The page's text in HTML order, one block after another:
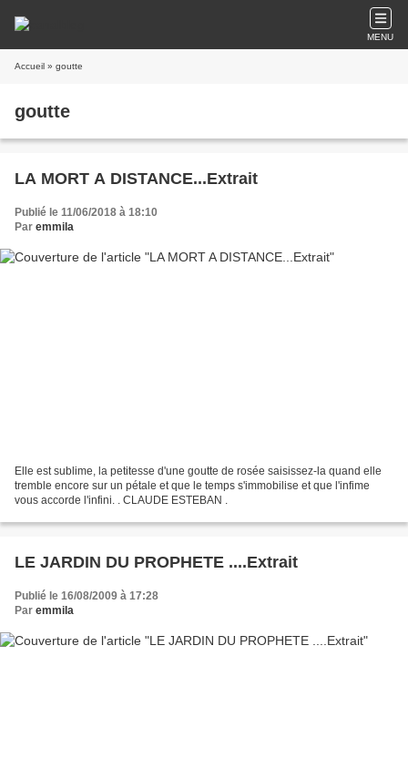
MENU
Accueil » goutte
goutte
LA MORT A DISTANCE...Extrait
Publié le 11/06/2018 à 18:10
Par emmila
Elle est sublime, la petitesse d'une goutte de rosée saisissez-la quand elle
tremble encore sur un pétale et que le temps s'immobilise et que l'infime
vous accorde l'infini. . CLAUDE ESTEBAN .
LE JARDIN DU PROPHETE ....Extrait
Publié le 16/08/2009 à 17:28
Par emmila